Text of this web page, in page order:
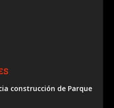
construcción de Parque